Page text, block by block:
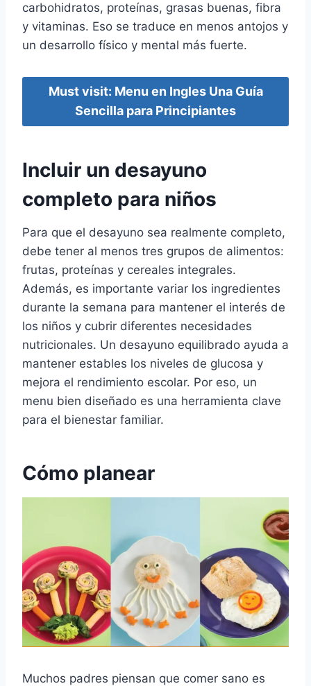
carbohidratos, proteínas, grasas buenas, fibra
y vitaminas. Eso se traduce en menos antojos y
un desarrollo físico y mental más fuerte.
Must visit: Menu en Ingles Una Guía
Sencilla para Principiantes
Incluir un desayuno
completo para niños
Para que el desayuno sea realmente completo,
debe tener al menos tres grupos de alimentos:
frutas, proteínas y cereales integrales.
Además, es importante variar los ingredientes
durante la semana para mantener el interés de
los niños y cubrir diferentes necesidades
nutricionales. Un desayuno equilibrado ayuda a
mantener estables los niveles de glucosa y
mejora el rendimiento escolar. Por eso, un
menu bien diseñado es una herramienta clave
para el bienestar familiar.
Cómo planear
Muchos padres piensan que comer sano es